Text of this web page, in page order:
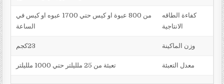
كفاءة الطاقه
الانتاجية
من 800 عبوة او كيس حتي 1700 عبوه او كيس في
الساعة
وزن الماكينة
معدل التعبئة تعبئة من 25 ملليلتر حتي 1000 ملليلتر